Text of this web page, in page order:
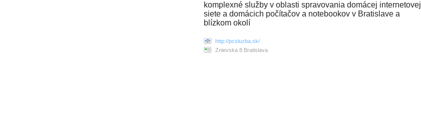
komplexné služby v oblasti spravovania domácej internetovej
siete a domácich počítačov a notebookov v Bratislave a
blízkom okolí
http://pcsluzba.sk/
Znievska 8 Bratislava